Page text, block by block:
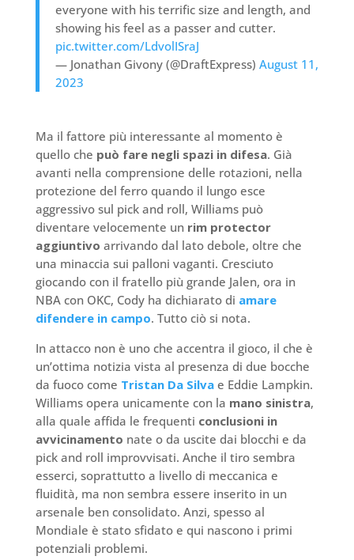
everyone with his terrific size and length, and
showing his feel as a passer and cutter.
pic.twitter.com/LdvolISraJ
— Jonathan Givony (@DraftExpress) August 11,
2023
Ma il fattore più interessante al momento è
quello che può fare negli spazi in difesa. Già
avanti nella comprensione delle rotazioni, nella
protezione del ferro quando il lungo esce
aggressivo sul pick and roll, Williams può
diventare velocemente un rim protector
aggiuntivo arrivando dal lato debole, oltre che
una minaccia sui palloni vaganti. Cresciuto
giocando con il fratello più grande Jalen, ora in
NBA con OKC, Cody ha dichiarato di amare
difendere in campo. Tutto ciò si nota.
In attacco non è uno che accentra il gioco, il che è
un’ottima notizia vista al presenza di due bocche
da fuoco come Tristan Da Silvae Eddie Lampkin.
Williams opera unicamente con la mano sinistra,
alla quale affida le frequenti conclusioni in
avvicinamento nate o da uscite dai blocchi e da
pick and roll improvvisati. Anche il tiro sembra
esserci, soprattutto a livello di meccanica e
fluidità, ma non sembra essere inserito in un
arsenale ben consolidato. Anzi, spesso al
Mondiale è stato sfidato e qui nascono i primi
potenziali problemi.